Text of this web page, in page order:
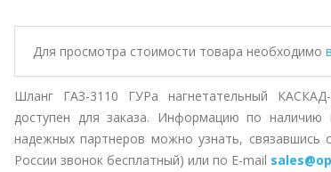
Для просмотра стоимости товара необходимо
Шланг ГАЗ-3110 ГУРа нагнетательный
доступен для заказа. Информацию по наличию
надежных партнеров можно узнать,
России звонок бесплатный) или по E-mail